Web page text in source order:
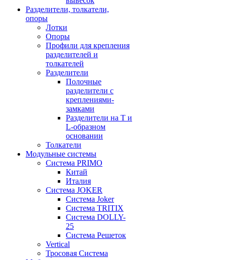
Разделители, толкатели,
опоры
Лотки
Опоры
Профили для крепления
разделителей и
толкателей
Разделители
Полочные
разделители с
креплениями-
замками
Разделители на Т и
L-образном
основании
Толкатели
Модульные системы
Система PRIMO
Китай
Италия
Система JOKER
Система Joker
Система TRITIX
Система DOLLY-
25
Система Решеток
Vertical
Тросовая Система